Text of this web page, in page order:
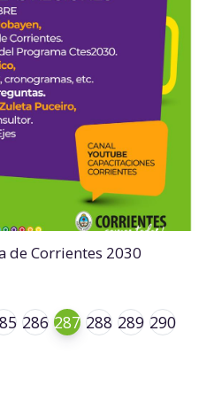
de Corrientes 2030
286 287 288 289 290